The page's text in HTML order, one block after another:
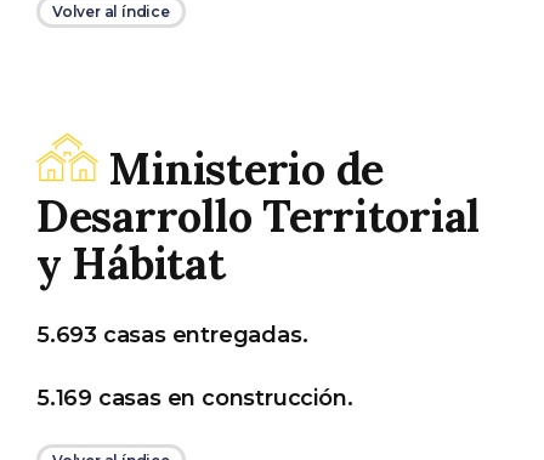
Volver al índice
Ministerio de
Desarrollo Territorial
y Hábitat
5.693 casas entregadas.
5.169 casas en construcción.